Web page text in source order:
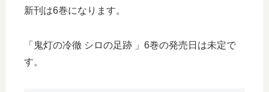
新刊は6巻になります。
「鬼灯の冷徹 シロの足跡 」6巻の発売日は未定で
す。